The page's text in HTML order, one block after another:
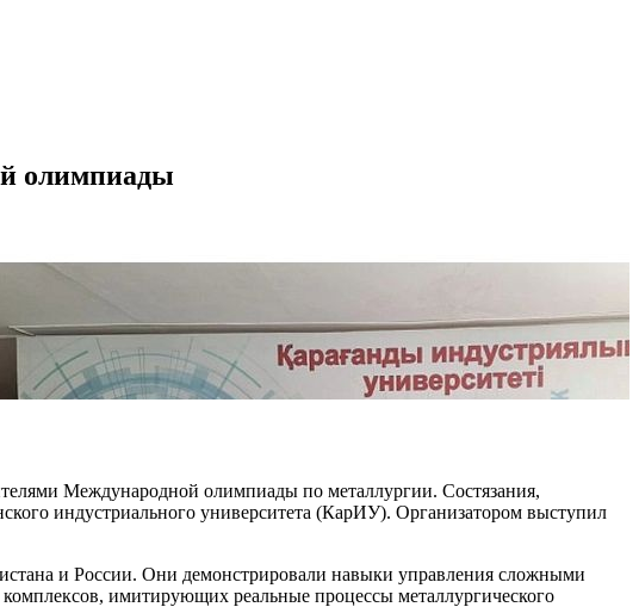
олимпиады
Международной олимпиады по металлургии. Состязания,
индустриального университета (КарИУ). Организатором выступил
и России. Они демонстрировали навыки управления сложными
имитирующих реальные процессы металлургического